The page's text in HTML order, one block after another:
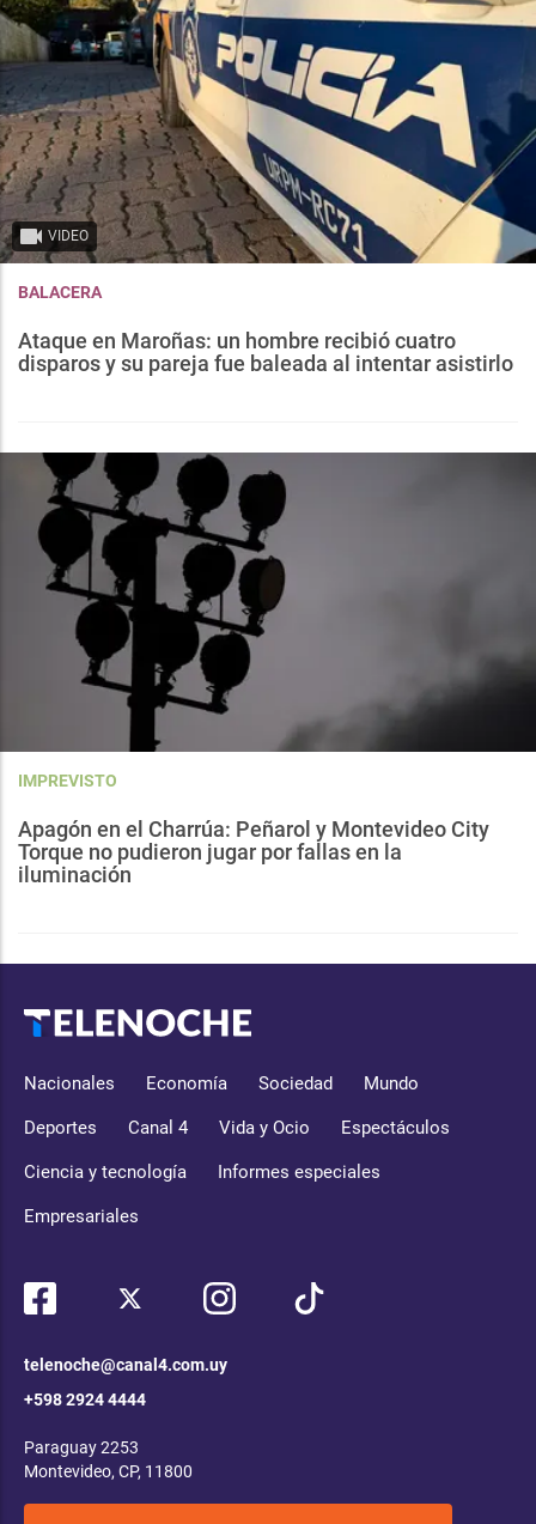
VIDEO
BALACERA
Ataque en Maroñas: un hombre recibió cuatro
disparos y su pareja fue baleada al intentar asistirlo
IMPREVISTO
Apagón en el Charrúa: Peñarol y Montevideo City
Torque no pudieron jugar por fallas en la
iluminación
Nacionales Economía Sociedad Mundo
Deportes Canal 4 Vida y Ocio Espectáculos
Ciencia y tecnología Informes especiales
Empresariales
telenoche@canal4.com.uy
+598 2924 4444
Paraguay 2253
Montevideo, CP, 11800